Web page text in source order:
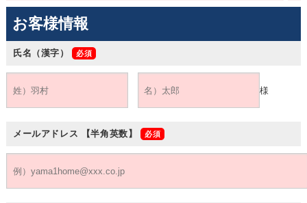
お客様情報
氏名（漢字）
様
メールアドレス 【半角英数】